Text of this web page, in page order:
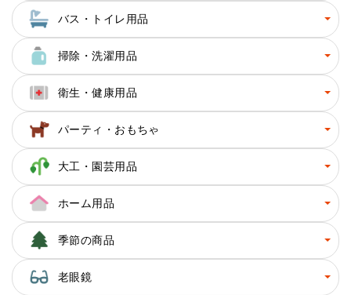
バス・トイレ用品
掃除・洗濯用品
衛生・健康用品
パーティ・おもちゃ
大工・園芸用品
ホーム用品
季節の商品
老眼鏡